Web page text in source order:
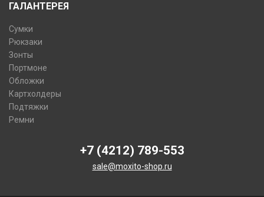
ГАЛАНТЕРЕЯ
Сумки
Рюкзаки
Зонты
Портмоне
Обложки
Картхолдеры
Подтяжки
Ремни
+7 (4212) 789-553
sale@moxito-shop.ru